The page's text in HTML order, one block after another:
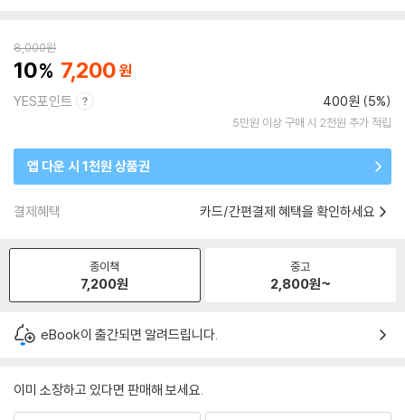
8,000원
10 7,200
YES포인트 400원 (5%)
5만원 이상 구매 시 2천원 추가 적립
앱 다운 시 1천원 상품권
결제혜택 카드/간편결제 혜택을 확인하세요
종이책
7,200원
중고
2,800원~
eBook이 출간되면 알려드립니다.
이미 소장하고 있다면 판매해 보세요.